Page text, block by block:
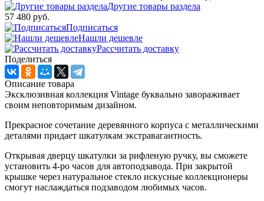
Другие товары раздела
57 480 руб.
Подписаться
Нашли дешевле
Рассчитать доставку
Поделиться
Описание товара
Эксклюзивная коллекция Vintage буквально завораживает
своим неповторимым дизайном.
Прекрасное сочетание деревянного корпуса с металлическими
деталями придает шкатулкам экстравагантность.
Открывая дверцу шкатулки за рифленую ручку, вы сможете
установить 4-ро часов для автоподзавода. При закрытой
крышке через натуральное стекло искусные коллекционеры
смогут наслаждаться подзаводом любимых часов.